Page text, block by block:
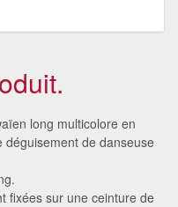
long multicolore en
de danseuse
fixées sur une ceinture de